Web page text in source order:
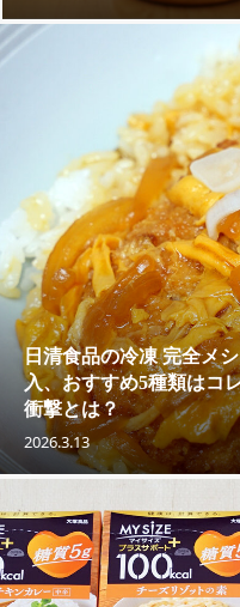
日清食品の冷凍 完全メ
入、おすすめ5種類はコ
衝撃とは？
2026.3.13